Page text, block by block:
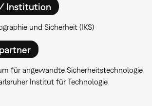
Institution
und Sicherheit (IKS)
für angewandte Sicherheitstechnologie
Institut für Technologie